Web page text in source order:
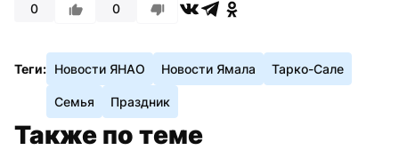
0 0
Теги: Новости ЯНАО Новости Ямала Тарко-Сале
Семья Праздник
Также по теме